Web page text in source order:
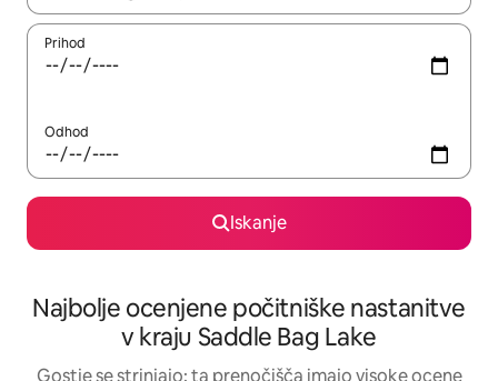
Prihod
Odhod
Iskanje
Najbolje ocenjene počitniške nastanitve
v kraju Saddle Bag Lake
Gostje se strinjajo: ta prenočišča imajo visoke ocene